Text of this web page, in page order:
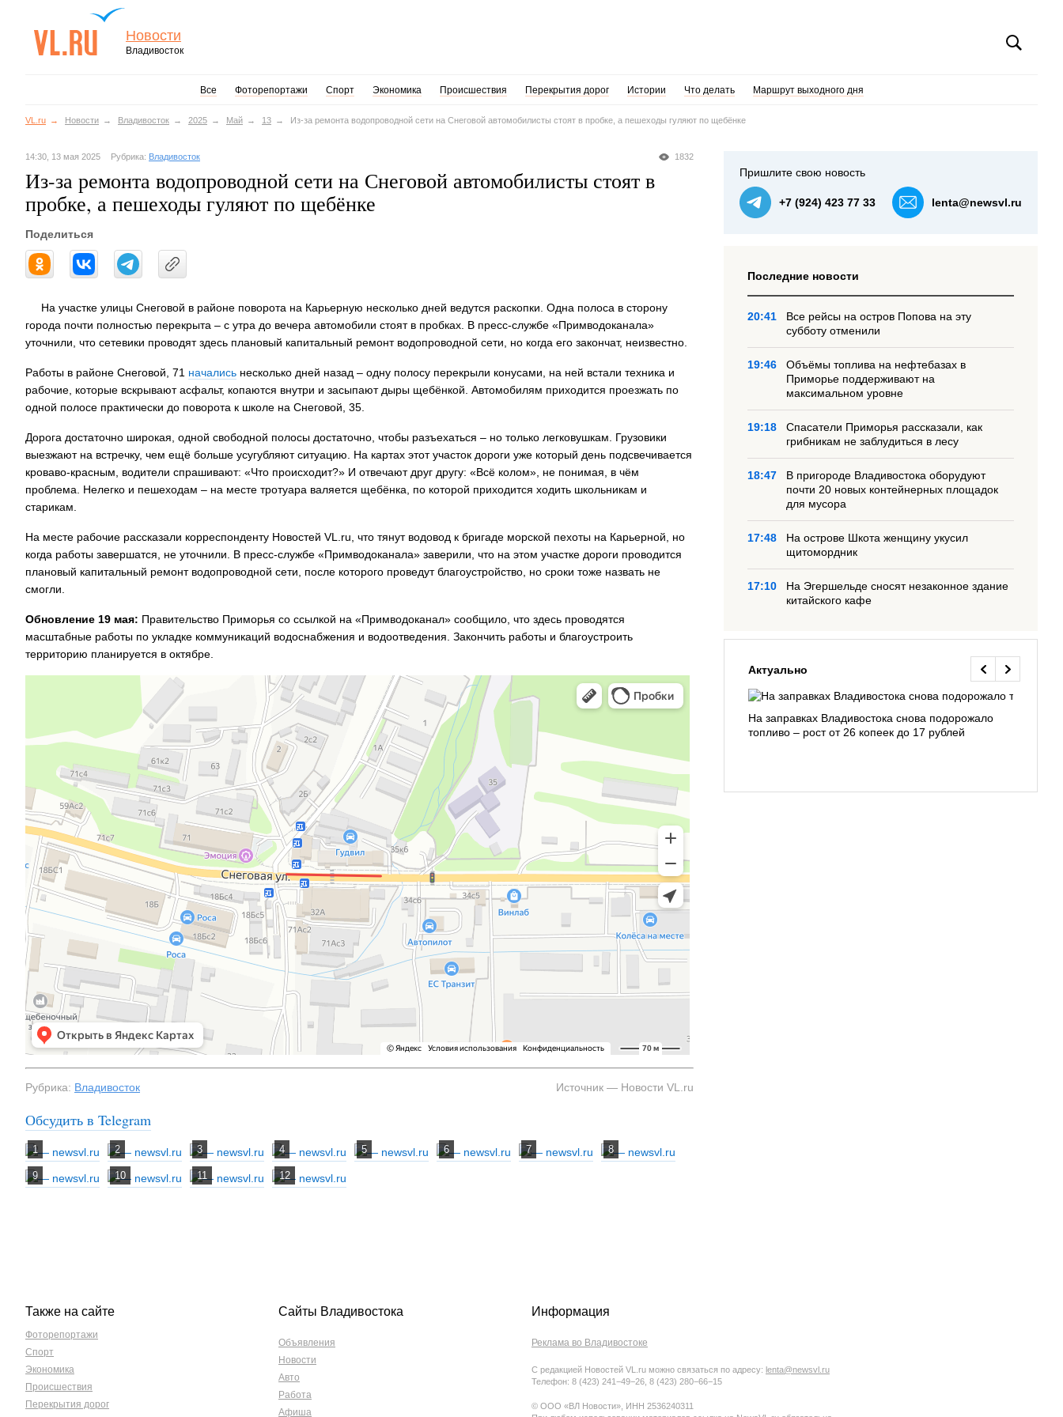
Новости
Владивосток
Все Фоторепортажи Спорт Экономика Происшествия Перекрытия дорог Истории Что делать Маршрут выходного дня
VL.ru Новости Владивосток 2025 Май 13 Из-за ремонта водопроводной сети на Снеговой автомобилисты стоят в пробке, а пешеходы гуляют по щебёнке
1832
14:30, 13 мая 2025 Рубрика: Владивосток
Из-за ремонта водопроводной сети на Снеговой автомобилисты стоят в
пробке, а пешеходы гуляют по щебёнке
Поделиться
На участке улицы Снеговой в районе поворота на Карьерную несколько дней ведутся раскопки. Одна полоса в сторону
города почти полностью перекрыта – с утра до вечера автомобили стоят в пробках. В пресс-службе «Примводоканала»
уточнили, что сетевики проводят здесь плановый капитальный ремонт водопроводной сети, но когда его закончат, неизвестно.
Работы в районе Снеговой, 71 начались несколько дней назад – одну полосу перекрыли конусами, на ней встали техника и
рабочие, которые вскрывают асфальт, копаются внутри и засыпают дыры щебёнкой. Автомобилям приходится проезжать по
одной полосе практически до поворота к школе на Снеговой, 35.
Дорога достаточно широкая, одной свободной полосы достаточно, чтобы разъехаться – но только легковушкам. Грузовики
выезжают на встречку, чем ещё больше усугубляют ситуацию. На картах этот участок дороги уже который день подсвечивается
кроваво-красным, водители спрашивают: «Что происходит?» И отвечают друг другу: «Всё колом», не понимая, в чём
проблема. Нелегко и пешеходам – на месте тротуара валяется щебёнка, по которой приходится ходить школьникам и
старикам.
На месте рабочие рассказали корреспонденту Новостей VL.ru, что тянут водовод к бригаде морской пехоты на Карьерной, но
когда работы завершатся, не уточнили. В пресс-службе «Примводоканала» заверили, что на этом участке дороги проводится
плановый капитальный ремонт водопроводной сети, после которого проведут благоустройство, но сроки тоже назвать не
смогли.
Обновление 19 мая: Правительство Приморья со ссылкой на «Примводоканал» сообщило, что здесь проводятся
масштабные работы по укладке коммуникаций водоснабжения и водоотведения. Закончить работы и благоустроить
территорию планируется в октябре.
Рубрика: Владивосток Источник — Новости VL.ru
Обсудить в Telegram
Пришлите свою новость
+7 (924) 423 77 33 lenta@newsvl.ru
Последние новости
20:41
Все рейсы на остров Попова на эту
субботу отменили
19:46
Объёмы топлива на нефтебазах в
Приморье поддерживают на
максимальном уровне
19:18
Спасатели Приморья рассказали, как
грибникам не заблудиться в лесу
18:47
В пригороде Владивостока оборудуют
почти 20 новых контейнерных площадок
для мусора
17:48
На острове Шкота женщину укусил
щитомордник
17:10
На Эгершельде сносят незаконное здание
китайского кафе
Актуально
На заправках Владивостока снова подорожало
топливо – рост от 26 копеек до 17 рублей
Также на сайте
Фоторепортажи
Спорт
Экономика
Происшествия
Перекрытия дорог
Сайты Владивостока
Объявления
Новости
Авто
Работа
Афиша
Информация
Реклама во Владивостоке
С редакцией Новостей VL.ru можно связаться по адресу: lenta@newsvl.ru
Телефон: 8 (423) 241−49−26, 8 (423) 280−66−15
© ООО «ВЛ Новости», ИНН 2536240311